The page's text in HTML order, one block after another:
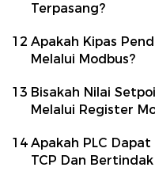
Terpasang?
12 Apakah Kipas
Melalui Modbus?
13 Bisakah Nilai
Melalui Register
14 Apakah PLC
TCP Dan